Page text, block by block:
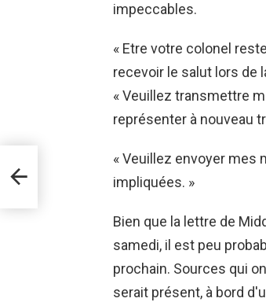
impeccables.
« Etre votre colonel
recevoir le salut lors de
« Veuillez transmettre
représenter à nouveau
« Veuillez envoyer
impliquées. »
Bien que la lettre de
samedi, il est peu
prochain. Sources qui
serait présent, à bord